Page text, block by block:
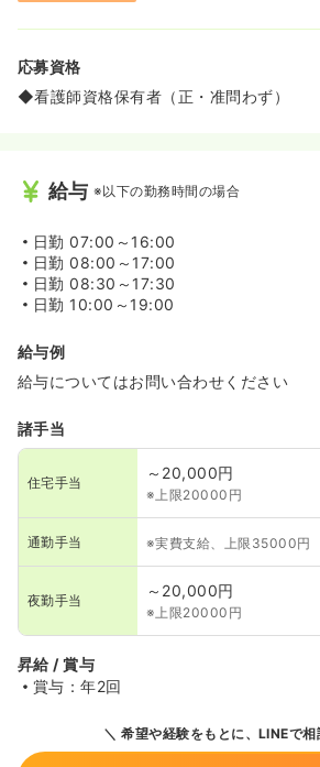
応募資格
◆看護師資格保有者（正・准問わず）
給与 ※以下の勤務時間の場合
日勤 07:00～16:00
日勤 08:00～17:00
日勤 08:30～17:30
日勤 10:00～19:00
給与例
給与についてはお問い合わせください
諸手当
住宅手当
～20,000円
※上限20000円
通勤手当 ※実費支給、上限35000円
夜勤手当
～20,000円
※上限20000円
昇給 / 賞与
賞与：年2回
希望や経験をもとに、LINEで相